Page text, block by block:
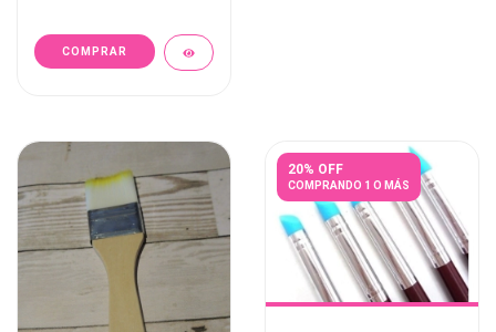
20% OFF
COMPRANDO 1 O MÁS